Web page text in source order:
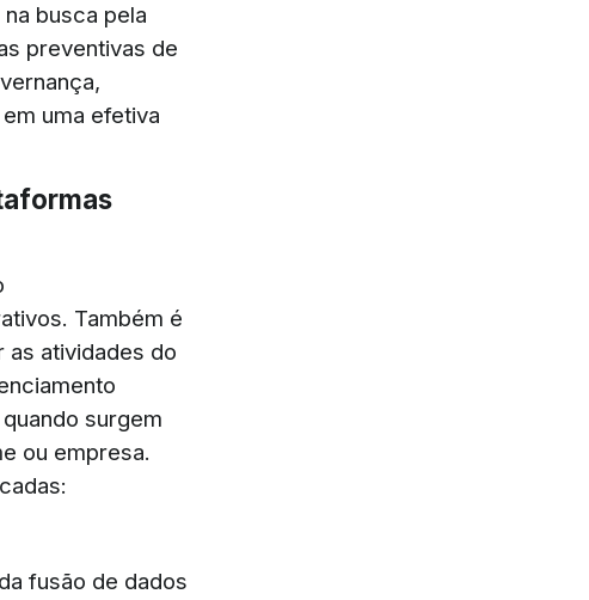
busca pela
preventivas de
uma efetiva
Também é
as atividades do
surgem
ou empresa.
fusão de dados